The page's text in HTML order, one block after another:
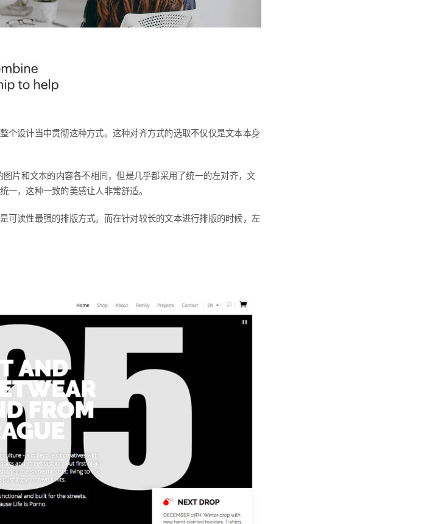
个设计当中贯彻这种方式。这种对齐方式的选取不仅仅是文本本身
片和文本的内容各不相同，但是几乎都采用了统一的左对齐，文
一，这种一致的美感让人非常舒适。
可读性最强的排版方式。而在针对较长的文本进行排版的时候，左